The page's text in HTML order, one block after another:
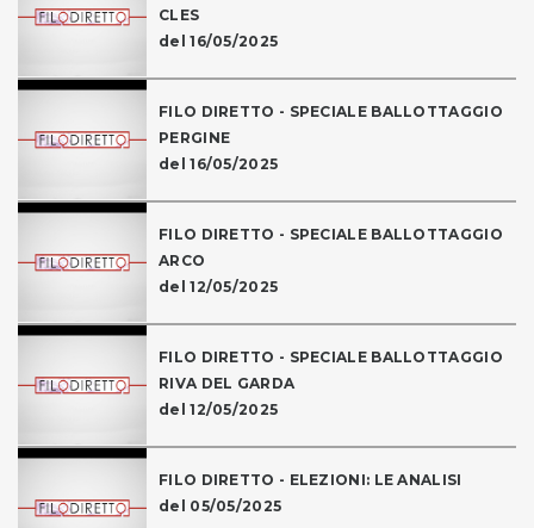
CLES
del 16/05/2025
FILO DIRETTO - SPECIALE BALLOTTAGGIO
PERGINE
del 16/05/2025
FILO DIRETTO - SPECIALE BALLOTTAGGIO
ARCO
del 12/05/2025
FILO DIRETTO - SPECIALE BALLOTTAGGIO
RIVA DEL GARDA
del 12/05/2025
FILO DIRETTO - ELEZIONI: LE ANALISI
del 05/05/2025